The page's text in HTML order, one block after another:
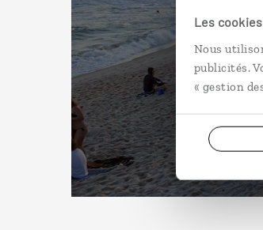
Les
Nous
publicités.
« gestion